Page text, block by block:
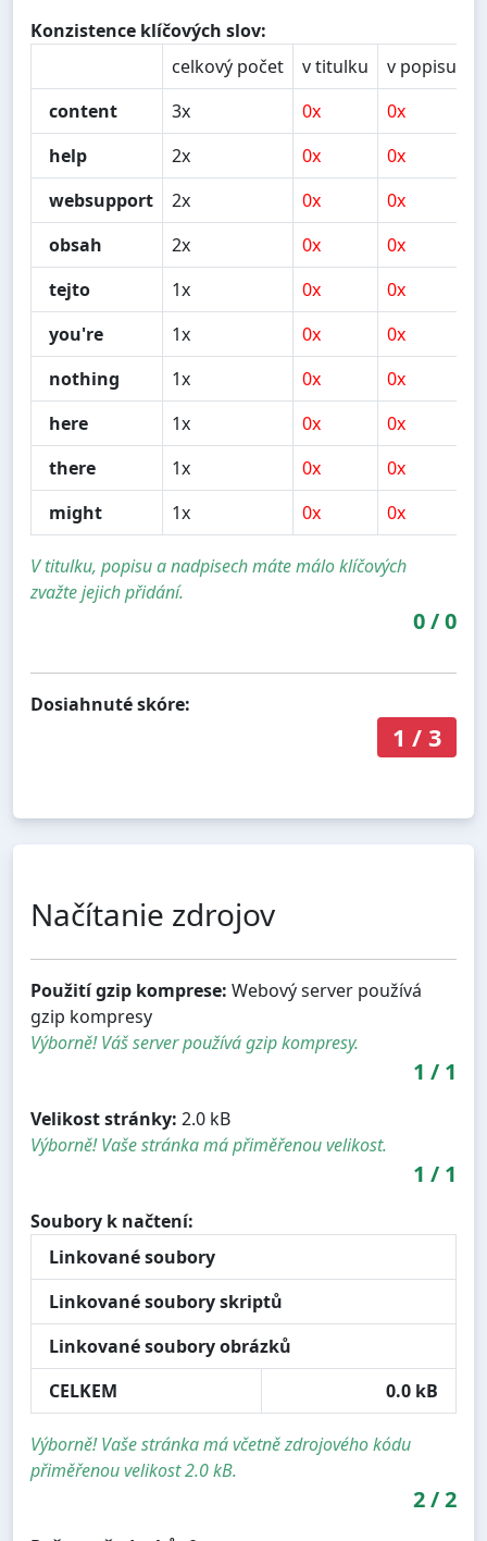
Konzistence klíčových slov:
celkový počet
v titulku v popisu
content
3x 0x 0x
help
2x 0x 0x
websupport
2x 0x 0x
obsah
2x 0x 0x
tejto
1x 0x 0x
you're
1x 0x 0x
nothing
1x 0x 0x
here
1x 0x 0x
there
1x 0x 0x
might
1x 0x 0x
V titulku, popisu a nadpisech máte málo klíčových
zvažte jejich přidání.
0/0
Dosiahnuté skóre:
1 / 3
Načítanie zdrojov
Použití gzip komprese: Webový server používá
gzip kompresy
Výborně! Váš server používá gzip kompresy.
1 / 1
Velikost stránky: 2.0 kB
Výborně! Vaše stránka má přiměřenou velikost.
1 / 1
Soubory k načtení:
Linkované soubory
Linkované soubory skriptů
Linkované soubory obrázků
CELKEM
0.0 kB
Výborně! Vaše stránka má včetně zdrojového kódu
přiměřenou velikost 2.0 kB.
2/2